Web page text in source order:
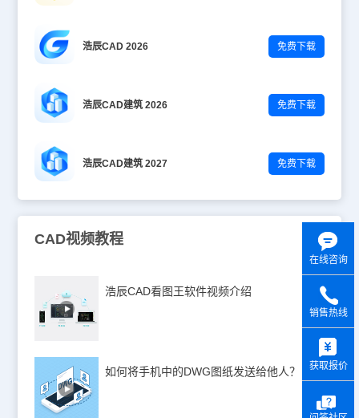
浩辰CAD 2026 免费下载
浩辰CAD建筑 2026 免费下载
浩辰CAD建筑 2027 免费下载
CAD视频教程
浩辰CAD看图王软件视频介绍
如何将手机中的DWG图纸发送给他人？
在线咨询
销售热线
获取报价